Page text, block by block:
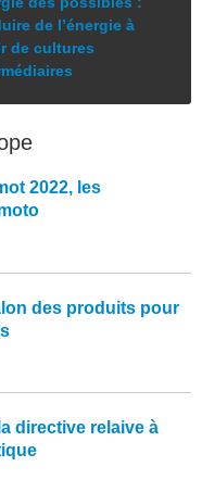
de l’énergie à
de cultures
2022, les
des produits pour
directive relaive à